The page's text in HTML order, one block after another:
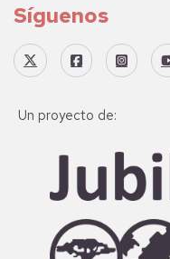
Síguenos
Un proyecto de: